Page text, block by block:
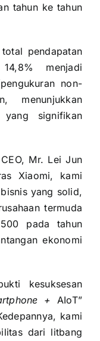
tahun ke tahun
pendapatan
menjadi
non-
menunjukkan
signifikan
Mr. Lei Jun
Xiaomi, kami
yang solid,
termuda
pada tahun
ekonomi
kesuksesan
+ AIoT”
kami
dari litbang